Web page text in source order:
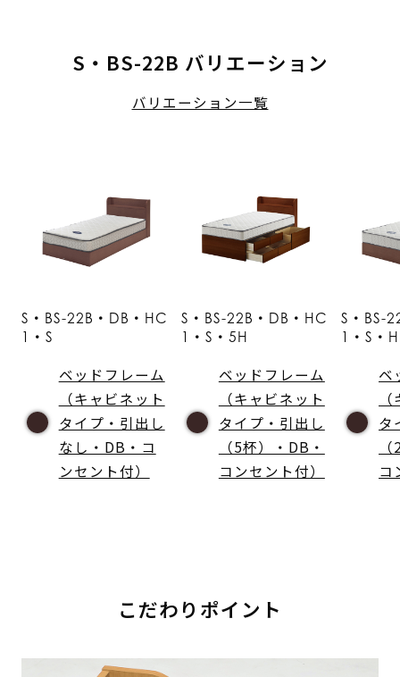
S・BS-22B バリエーション
バリエーション一覧
S・BS-22B・DB・HC
1・S
ベッドフレーム
（キャビネット
タイプ・引出し
なし・DB・コ
ンセント付）
S・BS-22B・DB・HC
1・S・5H
ベッドフレーム
（キャビネット
タイプ・引出し
（5杯）・DB・
コンセント付）
S・BS-
1・S・
ベ
タ
コ
こだわりポイント